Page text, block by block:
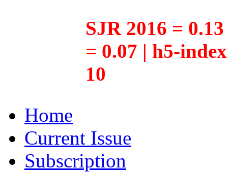
SJR 2016 =
= 0.07 | h5-
10
Home
Current Issue
Subscription